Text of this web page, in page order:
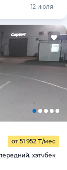
12 июля
от 51 952 ₸/мес
хэтчбек